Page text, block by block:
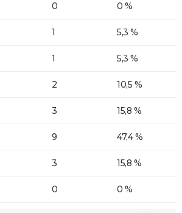
0 0 %
1 5,3 %
1 5,3 %
2 10,5 %
3 15,8 %
9 47,4 %
3 15,8 %
0 0 %